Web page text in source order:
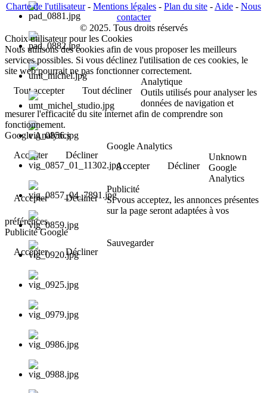
Charte de l'utilisateur- Mentions légales - Plan du site - Aide - Nous
contacter
© 2025. Tous droits réservés
Choix utilisateur pour les Cookies
Nous utilisons des cookies afin de vous proposer les meilleurs
services possibles. Si vous déclinez l'utilisation de ces cookies, le
site web pourrait ne pas fonctionner correctement.
Tout accepter
Tout décliner
Analytique
Outils utilisés pour analyser les
données de navigation et
mesurer l'efficacité du site internet afin de comprendre son
fonctionnement.
Google Analytics
Accepter
Décliner
Google Analytics
Accepter
Décliner
Unknown
Google
Analytics
Accepter
Décliner
Publicité
Si vous acceptez, les annonces présentes
sur la page seront adaptées à vos
préférences.
Publicité Google
Accepter
Décliner
Sauvegarder